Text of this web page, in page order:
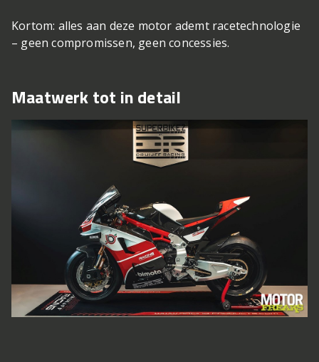
Kortom: alles aan deze motor ademt racetechnologie
– geen compromissen, geen concessies.
Maatwerk tot in detail